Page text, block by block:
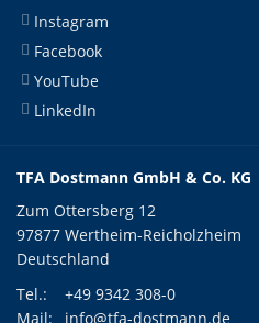
Instagram
Facebook
YouTube
LinkedIn
TFA Dostmann GmbH & Co. KG
Zum Ottersberg 12
97877 Wertheim-Reicholzheim
Deutschland
Tel.:
+49 9342 308-0
Mail:
info@tfa-dostmann.de